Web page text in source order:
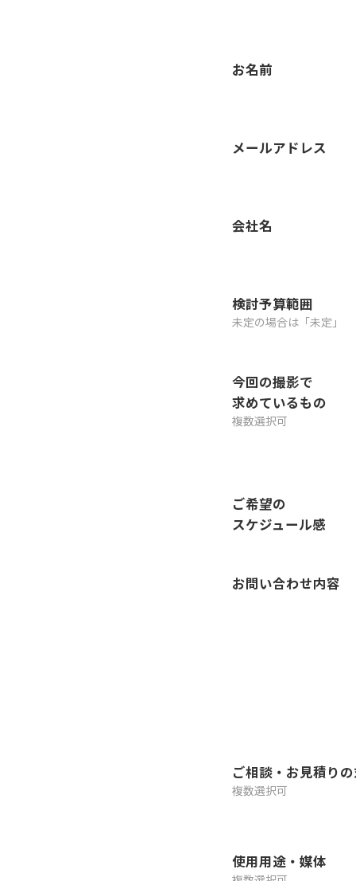
お名前
メールアドレス
会社名
検討予算範囲
未定の場合は「未定」
今回の撮影で
求めているもの
複数選択可
ご希望の
スケジュール感
お問い合わせ内容
ご相談・お見積り
複数選択可
使用用途・媒体